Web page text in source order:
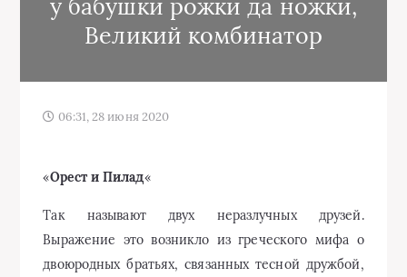
у бабушки рожки да ножки,
Великий комбинатор
06:31, 28 июня 2020
«Орест и Пилад«
Так называют двух неразлучных друзей.
Выражение это возникло из греческого мифа о
двоюродных братьях, связанных тесной дружбой,